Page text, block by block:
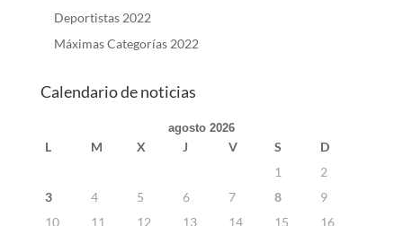
Deportistas 2022
Máximas Categorías 2022
Calendario de noticias
agosto 2026
L M X J V S
D
1
2
3
4 5 6 7 8
9
10
11 12 13 14 15 16